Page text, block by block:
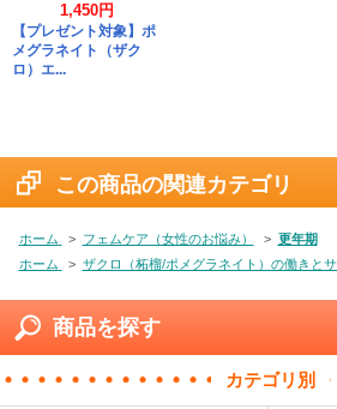
1,450円
【プレゼント対象】ポ
メグラネイト（ザク
ロ）エ...
この商品の関連カテゴリ
ホーム > フェムケア（女性のお悩み） > 更年期
ホーム
> ザクロ（柘榴/ポメグラネイト）の働きと
商品を探す
カテゴリ別